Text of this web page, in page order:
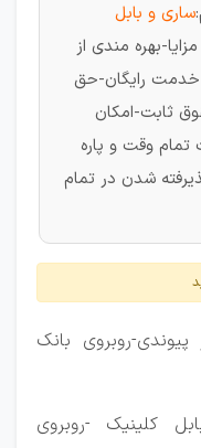
ساری و بابل
بهره مندی از
رایگان-حق
ثابت-امکان
تمام وقت و پاره
شدن در تمام
روبروی بانک
کلینیک -روبروی